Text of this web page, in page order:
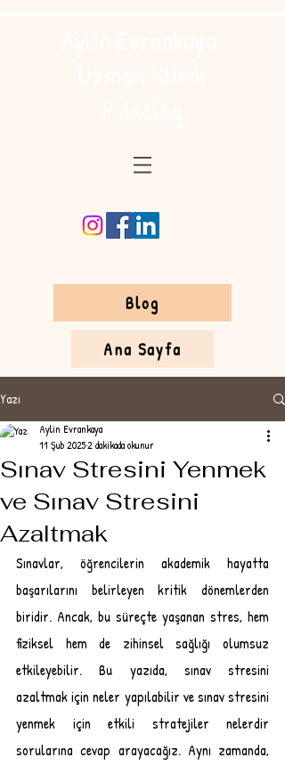
Blog
Ana Sayfa
Yazı
Sınav Stresini Yenmek
ve Sınav Stresini
Azaltmak
Aylin Evrankaya
11 Şub 20252 dakikada okunur
Sınavlar, öğrencilerin akademik hayatta
başarılarını belirleyen kritik dönemlerden
biridir. Ancak, bu süreçte yaşanan stres, hem
fiziksel hem de zihinsel sağlığı olumsuz
etkileyebilir. Bu yazıda, sınav stresini
azaltmak için neler yapılabilir ve sınav stresini
yenmek için etkili stratejiler nelerdir
sorularına cevap arayacağız. Aynı zamanda,